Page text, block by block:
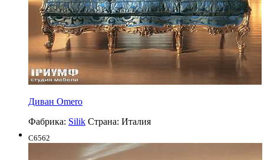
Диван Omero
Фабрика: Silik Страна: Италия
C6562